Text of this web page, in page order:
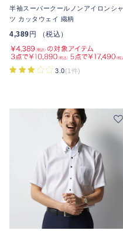
半袖スーパークールノンアイロンシャ
ツ カッタウェイ 織柄
4,389 円 （税込）
3.0(1件)